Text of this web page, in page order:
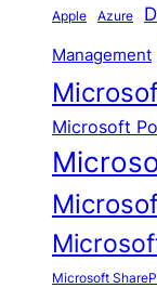
Apple Azure
Management
Microsoft
Microsoft